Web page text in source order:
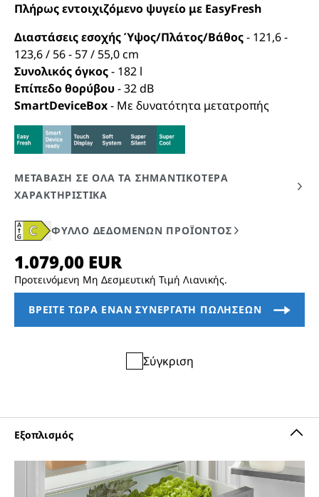
Πλήρως εντοιχιζόμενο ψυγείο με EasyFresh
Διαστάσεις εσοχής Ύψος/Πλάτος/Βάθος- 121,6 -
123,6 / 56 - 57 / 55,0cm
Συνολικός όγκος- 182 l
Επίπεδο θορύβου-32dB
SmartDeviceBox- Με δυνατότητα μετατροπής
Προτεινόμενη Μη Δεσμευτική Τιμή Λιανικής.
Σύγκριση